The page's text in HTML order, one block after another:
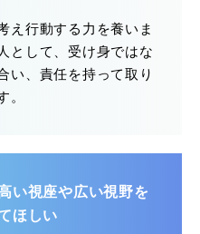
え行動する力を養いま
として、受け身ではな
い、責任を持って取り
。
い視座や広い視野を
ほしい